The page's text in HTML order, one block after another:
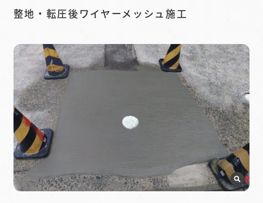
整地・転圧後ワイヤーメッシュ施工